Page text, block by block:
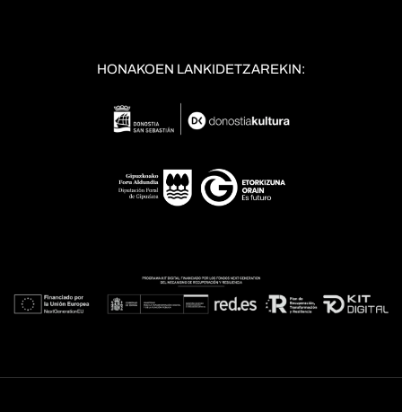
HONAKOEN LANKIDETZAREKIN: